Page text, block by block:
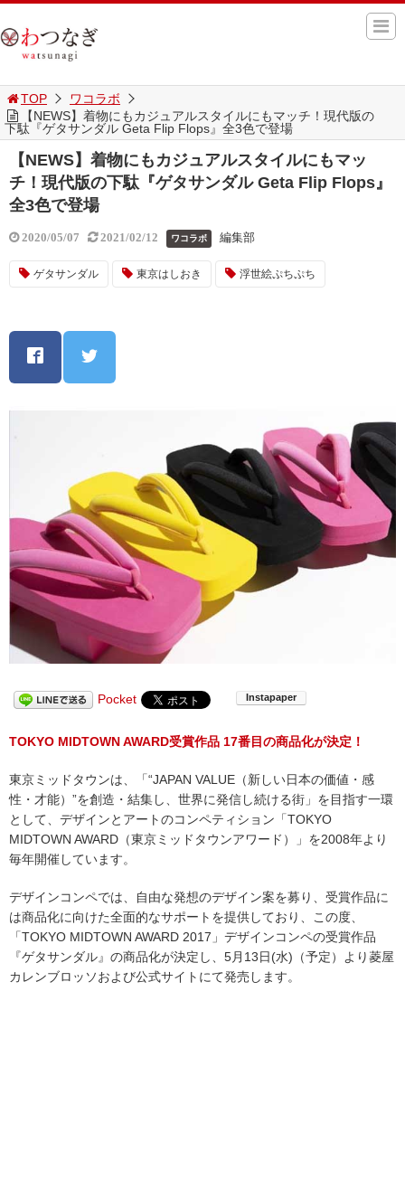
TOP
ワコラボ
【NEWS】着物にもカジュアルスタイルにもマッチ！現代版の
下駄『ゲタサンダル Geta Flip Flops』全3色で登場
【NEWS】着物にもカジュアルスタイルにもマッ
チ！現代版の下駄『ゲタサンダル Geta Flip Flops』
全3色で登場
2020/05/07 2021/02/12 ワコラボ 編集部
ゲタサンダル 東京はしおき 浮世絵ぷちぷち
Pocket
TOKYO MIDTOWN AWARD受賞作品 17番目の商品化が決定！
東京ミッドタウンは、「“JAPAN VALUE（新しい日本の価値・感
性・才能）”を創造・結集し、世界に発信し続ける街」を目指す一環
として、デザインとアートのコンペティション「TOKYO
MIDTOWN AWARD（東京ミッドタウンアワード）」を2008年より
毎年開催しています。
デザインコンペでは、自由な発想のデザイン案を募り、受賞作品に
は商品化に向けた全面的なサポートを提供しており、この度、
「TOKYO MIDTOWN AWARD 2017」デザインコンペの受賞作品
『ゲタサンダル』の商品化が決定し、5月13日(水)（予定）より菱屋
カレンブロッソおよび公式サイトにて発売します。